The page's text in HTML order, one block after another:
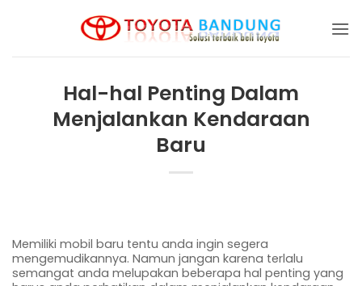
Hal-hal Penting Dalam
Menjalankan Kendaraan
Baru
Memiliki mobil baru tentu anda ingin segera
mengemudikannya. Namun jangan karena terlalu
semangat anda melupakan beberapa hal penting yang